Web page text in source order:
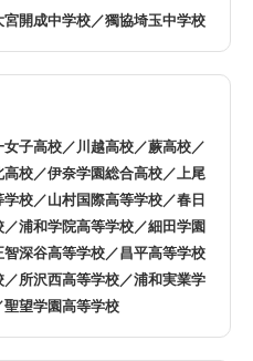
久喜市
鴻巣市
志木市
草加市
所沢市
開成中学校／獨協埼玉中学校
子高校／川越高校／蕨高校／
校／伊奈学園総合高校／上尾
校／山村国際高等学校／春日
浦和学院高等学校／細田学園
深谷高等学校／昌平高等学校
所沢西高等学校／浦和実業学
聖望学園高等学校